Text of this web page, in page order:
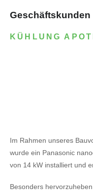
Geschäftskunden
KÜHLUNG
Im Rahmen unseres
wurde ein Panasonic
von 14 kW installiert und
Besonders